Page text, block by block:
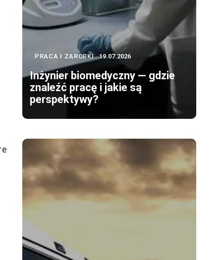
PRACA I ZAROBKI 19.07.2026
Inżynier biomedyczny — gdzie
znaleźć pracę i jakie są
perspektywy?